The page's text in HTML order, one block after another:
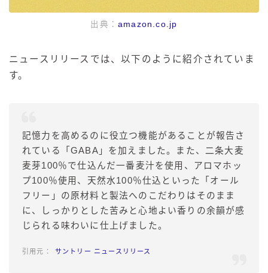
出典：amazon.co.jp
ニュースリリースでは、以下のように紹介されていま
す。
記憶力を高めるのに役立つ機能があることが報告さ
れている「GABA」を加えました。また、二条大麦
麦芽100％で仕込んだ一番麦汁を使用、アロマホッ
プ100％使用、天然水100％仕込といった「オール
フリー」の原材料と製法へのこだわりはそのまま
に、しっかりとした苦みと心地よい香りの余韻が感
じられる味わいに仕上げました。
サントリー ニュースリリース